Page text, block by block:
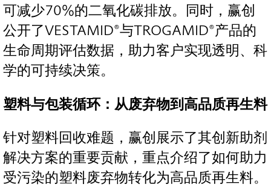
可减少70%的二氧化碳排放。同时，赢创
公开了VESTAMID®与TROGAMID®产品的
生命周期评估数据，助力客户实现透明、科
学的可持续决策。
塑料与包装循环：从废弃物到高品质再生料
针对塑料回收难题，赢创展示了其创新助剂
解决方案的重要贡献，重点介绍了如何助力
受污染的塑料废弃物转化为高品质再生料。